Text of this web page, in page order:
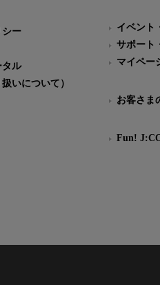
シー
タル
いについて）
イベント
サポート
マイペー
お客さま
Fun!